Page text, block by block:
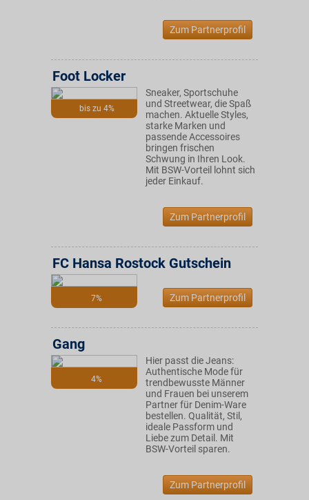
Zum Partnerprofil
bis zu 4%
Foot Locker
Sneaker, Sportschuhe
und Streetwear, die Spaß
machen. Aktuelle Styles,
starke Marken und
passende Accessoires
bringen frischen
Schwung in Ihren Look.
Mit BSW-Vorteil lohnt sich
jeder Einkauf.
Zum Partnerprofil
7%
FC Hansa Rostock Gutschein
Zum Partnerprofil
4%
Gang
Hier passt die Jeans:
Authentische Mode für
trendbewusste Männer
und Frauen bei unserem
Partner für Denim-Ware
bestellen. Qualität, Stil,
ideale Passform und
Liebe zum Detail. Mit
BSW-Vorteil sparen.
Zum Partnerprofil